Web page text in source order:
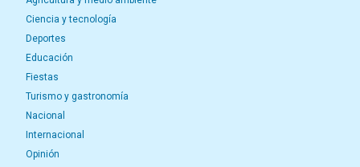
Ciencia y tecnología
Deportes
Educación
Fiestas
Turismo y gastronomía
Nacional
Internacional
Opinión